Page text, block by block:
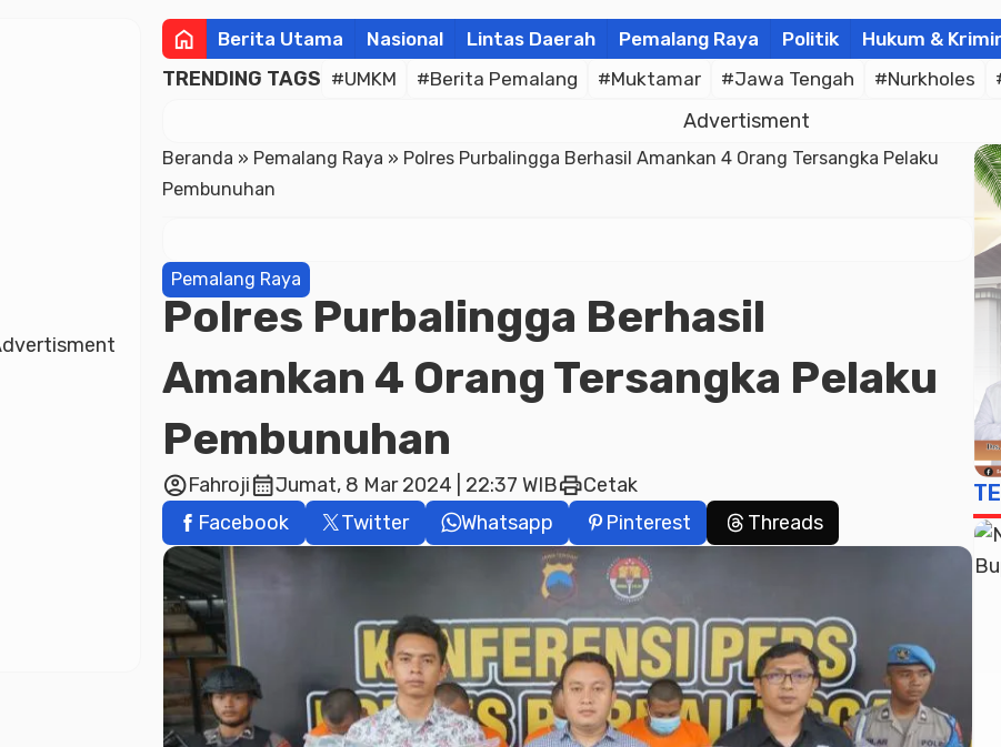
home Berita Utama Nasional Lintas Daerah Pemalang Raya Politik Hukum &
TRENDING TAGS #UMKM #Berita Pemalang #Muktamar #Jawa Tengah #Nurkholes
Advertisment
Beranda » Pemalang Raya » Polres Purbalingga Berhasil Amankan 4 Orang Tersangka Pelaku
Pembunuhan
Pemalang Raya
Polres Purbalingga Berhasil
Amankan 4 Orang Tersangka Pelaku
Pembunuhan
account_circleFahrojicalendar_monthJumat, 8 Mar 2024 | 22:37 WIBprintCetak
Facebook
Twitter Whatsapp Pinterest Threads